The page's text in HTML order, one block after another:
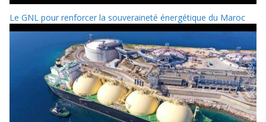
Le GNL pour renforcer la souveraineté énergétique du Maroc